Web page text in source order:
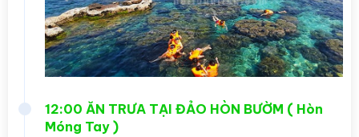
12:00 ĂN TRƯA TẠI ĐẢO HÒN BƯỜM ( Hòn
Móng Tay )